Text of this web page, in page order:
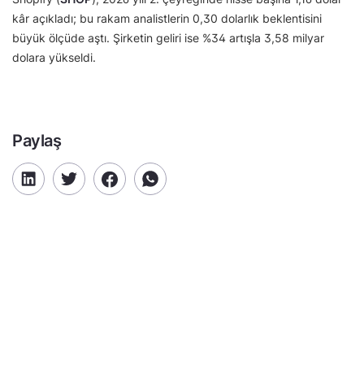
kâr açıkladı; bu rakam analistlerin 0,30 dolarlık beklentisini
büyük ölçüde aştı. Şirketin geliri ise %34 artışla 3,58 milyar
dolara yükseldi.
Paylaş